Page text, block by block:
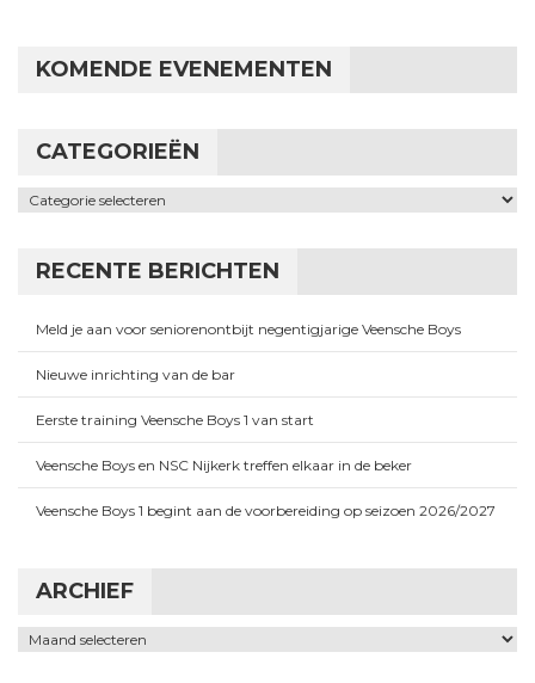
KOMENDE EVENEMENTEN
CATEGORIEËN
Categorieën
RECENTE BERICHTEN
Meld je aan voor seniorenontbijt negentigjarige Veensche Boys
Nieuwe inrichting van de bar
Eerste training Veensche Boys 1 van start
Veensche Boys en NSC Nijkerk treffen elkaar in de beker
Veensche Boys 1 begint aan de voorbereiding op seizoen 2026/2027
ARCHIEF
Archief